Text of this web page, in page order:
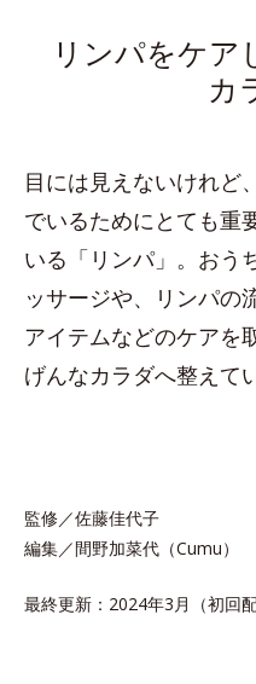
リンパをケア
カ
目には見えないけれど
でいるためにとても重
いる「リンパ」。おう
ッサージや、リンパの
アイテムなどのケアを
げんなカラダへ整えて
監修／佐藤佳代子
編集／間野加菜代（Cumu）
最終更新：2024年3月（初回